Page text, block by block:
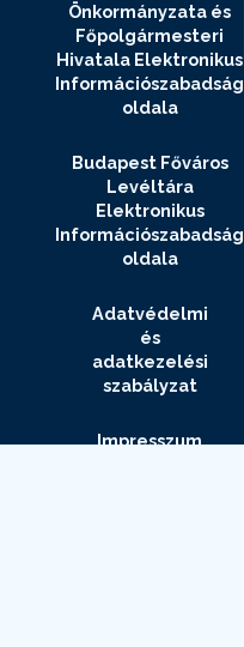
Önkormányzata és
Főpolgármesteri
Hivatala Elektronikus
Információszabadság
oldala
Budapest Főváros
Levéltára
Elektronikus
Információszabadság
oldala
Adatvédelmi
és
adatkezelési
szabályzat
Impresszum